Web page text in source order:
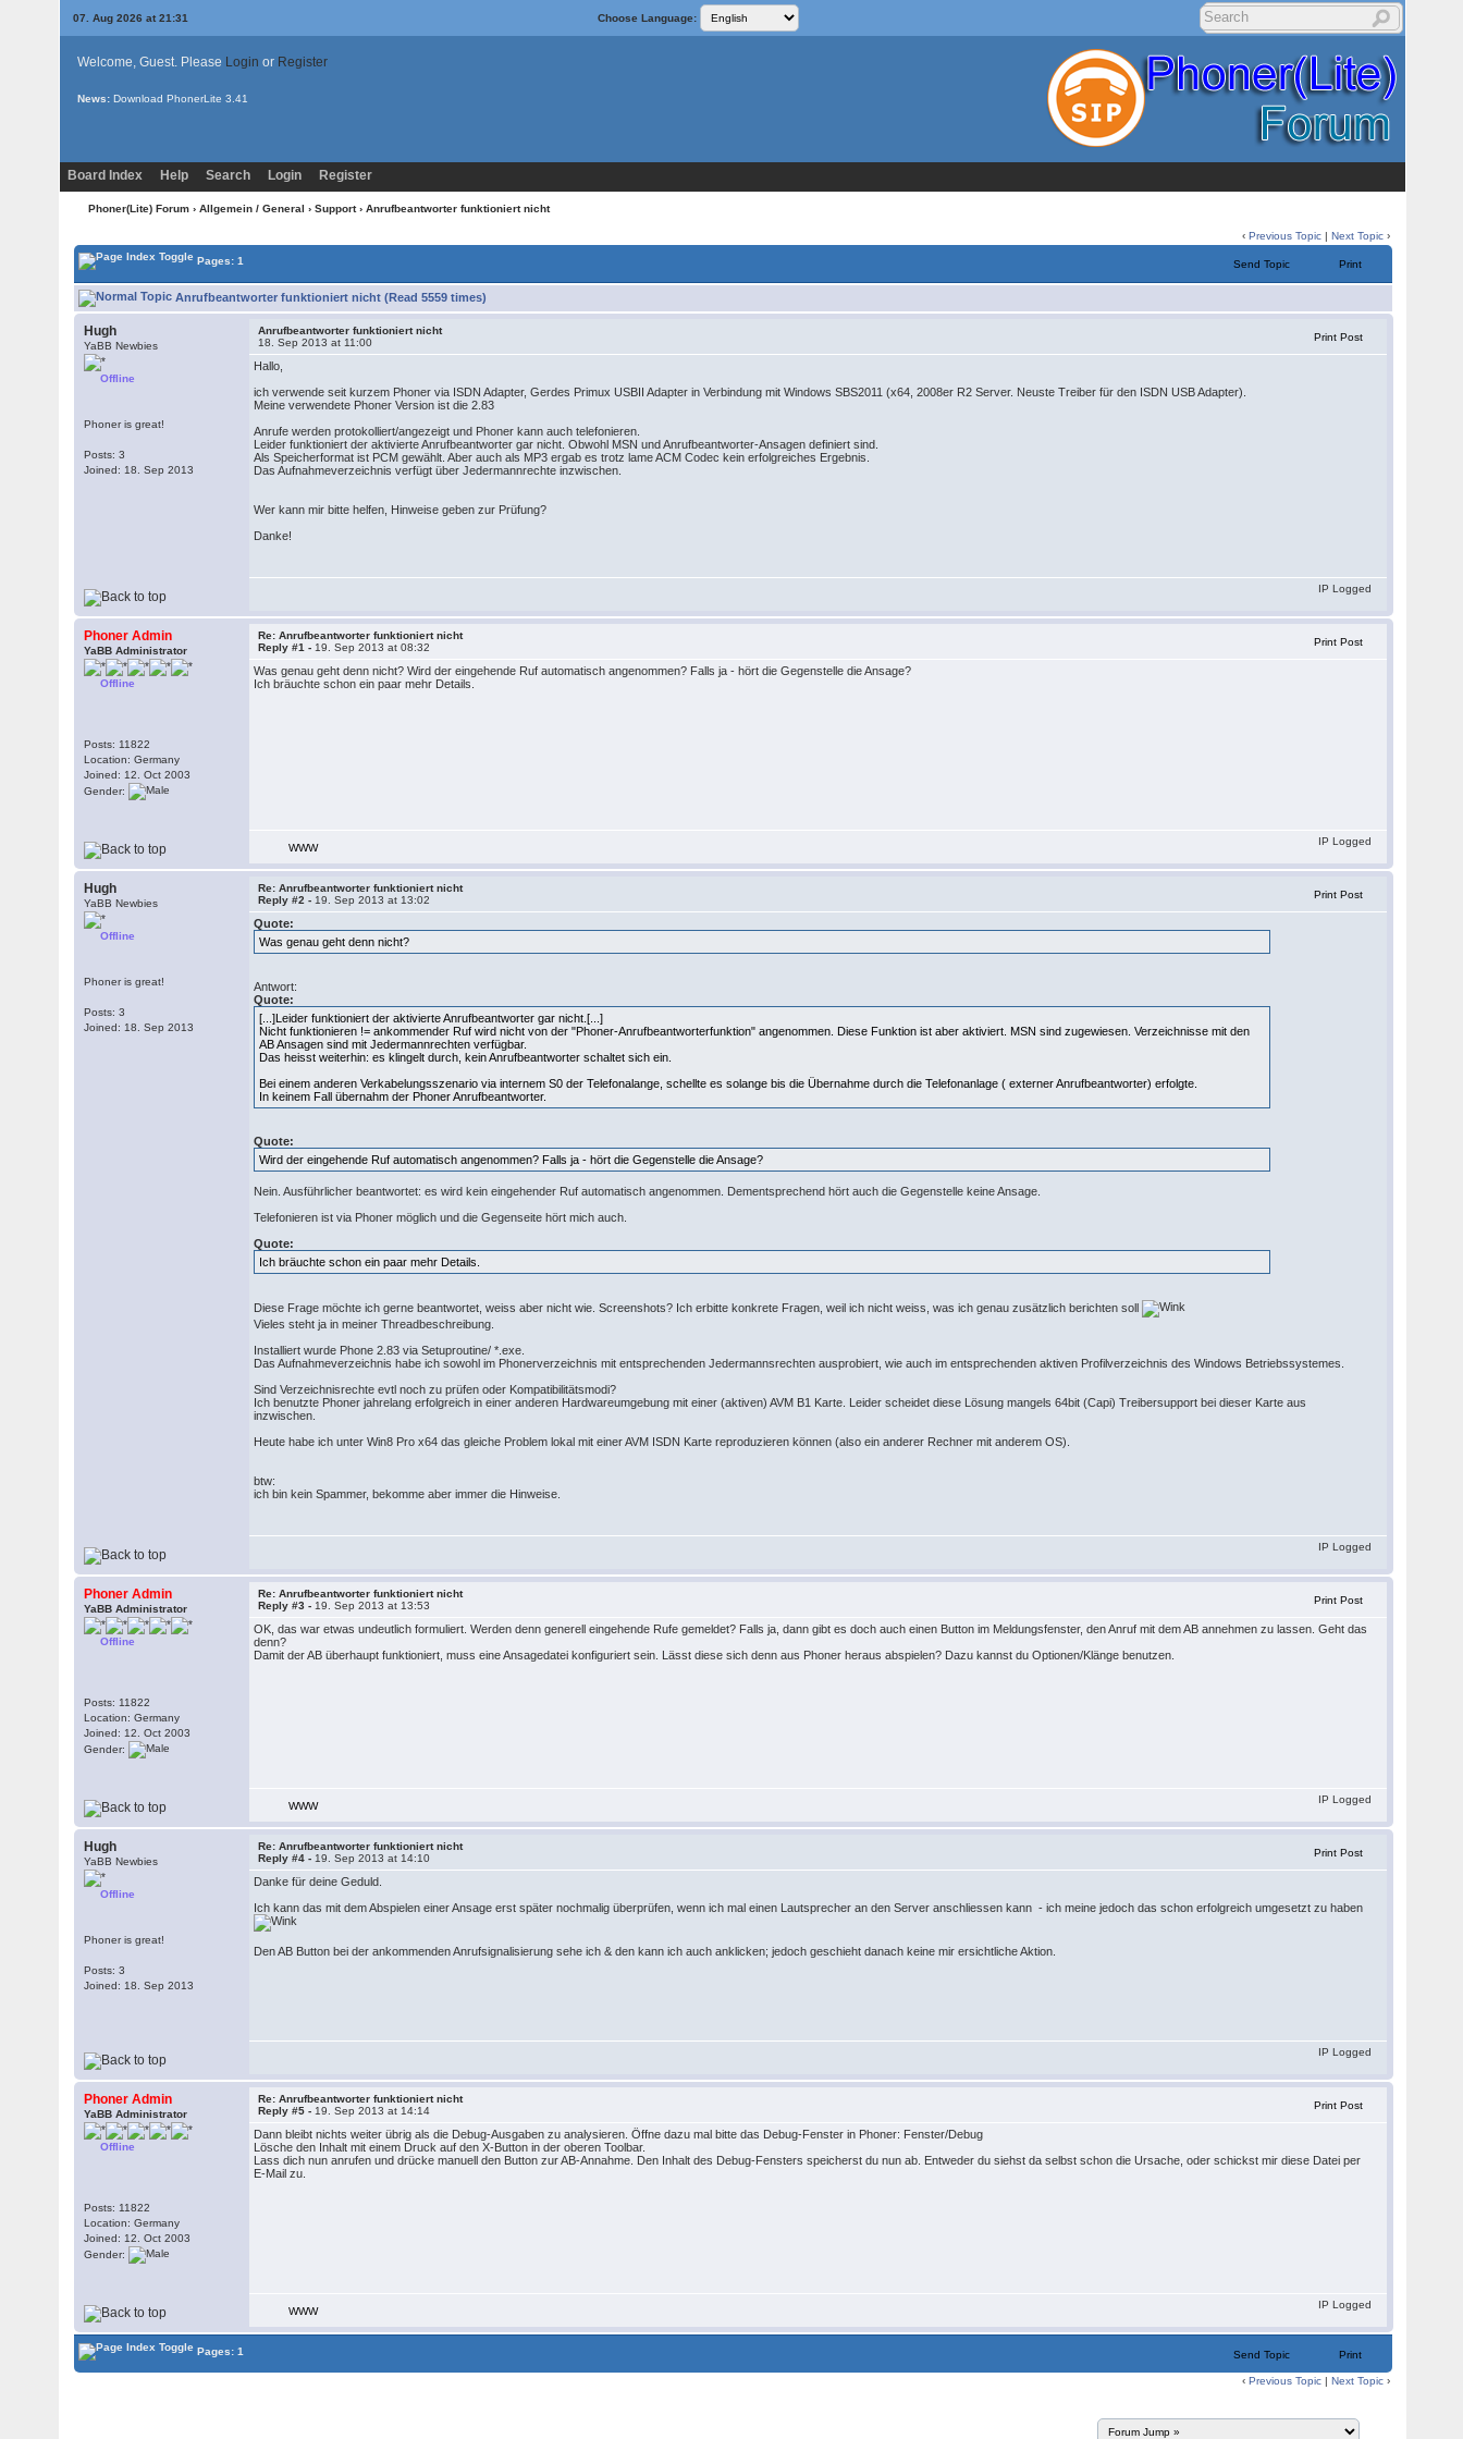
07. Aug 2026 at 21:31 Choose Language:
Welcome, Guest. Please Login or Register
News: Download PhonerLite 3.41
Board Index Help Search Login Register
Phoner(Lite) Forum › Allgemein / General › Support› Anrufbeantworter funktioniert nicht
‹Previous Topic |Next Topic ›
Pages: 1 Send Topic Print
Anrufbeantworter funktioniert nicht (Read 5559 times)
Hugh
YaBB Newbies
Offline
Phoner is great!
Posts: 3
Joined: 18. Sep 2013
Anrufbeantworter funktioniert nicht
18. Sep 2013 at 11:00
Print Post
Hallo,
ich verwende seit kurzem Phoner via ISDN Adapter, Gerdes Primux USBII Adapter in Verbindung mit Windows SBS2011 (x64, 2008er R2 Server. Neuste Treiber für den ISDN USB Adapter).
Meine verwendete Phoner Version ist die 2.83
Anrufe werden protokolliert/angezeigt und Phoner kann auch telefonieren.
Leider funktioniert der aktivierte Anrufbeantworter gar nicht. Obwohl MSN und Anrufbeantworter-Ansagen definiert sind.
Als Speicherformat ist PCM gewählt. Aber auch als MP3 ergab es trotz lame ACM Codec kein erfolgreiches Ergebnis.
Das Aufnahmeverzeichnis verfügt über Jedermannrechte inzwischen.
Wer kann mir bitte helfen, Hinweise geben zur Prüfung?
Danke!
IP Logged
Phoner Admin
YaBB Administrator
Offline
Posts: 11822
Location: Germany
Joined: 12. Oct 2003
Gender:
Re: Anrufbeantworter funktioniert nicht
Reply #1 - 19. Sep 2013 at 08:32 Print Post
Was genau geht denn nicht? Wird der eingehende Ruf automatisch angenommen? Falls ja - hört die Gegenstelle die Ansage?
Ich bräuchte schon ein paar mehr Details.
WWW
IP Logged
Hugh
YaBB Newbies
Offline
Phoner is great!
Posts: 3
Joined: 18. Sep 2013
Re: Anrufbeantworter funktioniert nicht
Reply #2 - 19. Sep 2013 at 13:02 Print Post
Quote:
Was genau geht denn nicht?
Antwort:
Quote:
[...]Leider funktioniert der aktivierte Anrufbeantworter gar nicht.[...]
Nicht funktionieren != ankommender Ruf wird nicht von der "Phoner-Anrufbeantworterfunktion" angenommen. Diese Funktion ist aber aktiviert. MSN sind zugewiesen. Verzeichnisse mit den
AB Ansagen sind mit Jedermannrechten verfügbar.
Das heisst weiterhin: es klingelt durch, kein Anrufbeantworter schaltet sich ein.
Bei einem anderen Verkabelungsszenario via internem S0 der Telefonalange, schellte es solange bis die Übernahme durch die Telefonanlage ( externer Anrufbeantworter) erfolgte.
In keinem Fall übernahm der Phoner Anrufbeantworter.
Quote:
Wird der eingehende Ruf automatisch angenommen? Falls ja - hört die Gegenstelle die Ansage?
Nein. Ausführlicher beantwortet: es wird kein eingehender Ruf automatisch angenommen. Dementsprechend hört auch die Gegenstelle keine Ansage.
Telefonieren ist via Phoner möglich und die Gegenseite hört mich auch.
Quote:
Ich bräuchte schon ein paar mehr Details.
Diese Frage möchte ich gerne beantwortet, weiss aber nicht wie. Screenshots? Ich erbitte konkrete Fragen, weil ich nicht weiss, was ich genau zusätzlich berichten soll
Vieles steht ja in meiner Threadbeschreibung.
Installiert wurde Phone 2.83 via Setuproutine/ *.exe.
Das Aufnahmeverzeichnis habe ich sowohl im Phonerverzeichnis mit entsprechenden Jedermannsrechten ausprobiert, wie auch im entsprechenden aktiven Profilverzeichnis des Windows Betriebssystemes.
Sind Verzeichnisrechte evtl noch zu prüfen oder Kompatibilitätsmodi?
Ich benutzte Phoner jahrelang erfolgreich in einer anderen Hardwareumgebung mit einer (aktiven) AVM B1 Karte. Leider scheidet diese Lösung mangels 64bit (Capi) Treibersupport bei dieser Karte aus
inzwischen.
Heute habe ich unter Win8 Pro x64 das gleiche Problem lokal mit einer AVM ISDN Karte reproduzieren können (also ein anderer Rechner mit anderem OS).
btw:
ich bin kein Spammer, bekomme aber immer die Hinweise.
IP Logged
Phoner Admin
YaBB Administrator
Offline
Posts: 11822
Location: Germany
Joined: 12. Oct 2003
Gender:
Re: Anrufbeantworter funktioniert nicht
Reply #3 - 19. Sep 2013 at 13:53 Print Post
OK, das war etwas undeutlich formuliert. Werden denn generell eingehende Rufe gemeldet? Falls ja, dann gibt es doch auch einen Button im Meldungsfenster, den Anruf mit dem AB annehmen zu lassen. Geht das
denn?
Damit der AB überhaupt funktioniert, muss eine Ansagedatei konfiguriert sein. Lässt diese sich denn aus Phoner heraus abspielen? Dazu kannst du Optionen/Klänge benutzen.
WWW
IP Logged
Hugh
YaBB Newbies
Offline
Phoner is great!
Posts: 3
Joined: 18. Sep 2013
Re: Anrufbeantworter funktioniert nicht
Reply #4 - 19. Sep 2013 at 14:10 Print Post
Danke für deine Geduld.
Ich kann das mit dem Abspielen einer Ansage erst später nochmalig überprüfen, wenn ich mal einen Lautsprecher an den Server anschliessen kann - ich meine jedoch das schon erfolgreich umgesetzt zu haben
Den AB Button bei der ankommenden Anrufsignalisierung sehe ich & den kann ich auch anklicken; jedoch geschieht danach keine mir ersichtliche Aktion.
IP Logged
Phoner Admin
YaBB Administrator
Offline
Posts: 11822
Location: Germany
Joined: 12. Oct 2003
Gender:
Re: Anrufbeantworter funktioniert nicht
Reply #5 - 19. Sep 2013 at 14:14 Print Post
Dann bleibt nichts weiter übrig als die Debug-Ausgaben zu analysieren. Öffne dazu mal bitte das Debug-Fenster in Phoner: Fenster/Debug
Lösche den Inhalt mit einem Druck auf den X-Button in der oberen Toolbar.
Lass dich nun anrufen und drücke manuell den Button zur AB-Annahme. Den Inhalt des Debug-Fensters speicherst du nun ab. Entweder du siehst da selbst schon die Ursache, oder schickst mir diese Datei per
E-Mail zu.
WWW
IP Logged
Pages: 1 Send Topic Print
‹Previous Topic |Next Topic ›